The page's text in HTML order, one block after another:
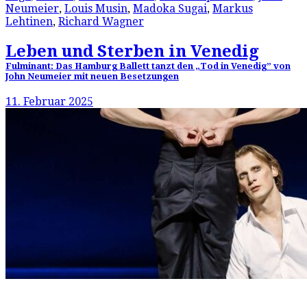
Neumeier, Louis Musin, Madoka Sugai, Markus
Lehtinen, Richard Wagner
Leben und Sterben in Venedig
Fulminant: Das Hamburg Ballett tanzt den „Tod in Venedig” von
John Neumeier mit neuen Besetzungen
11. Februar 2025